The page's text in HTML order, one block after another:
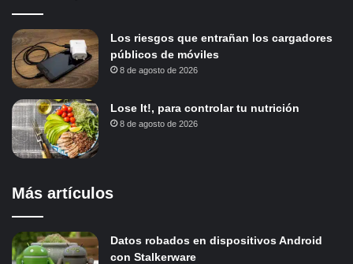
Los riesgos que entrañan los cargadores
públicos de móviles
8 de agosto de 2026
Lose It!, para controlar tu nutrición
8 de agosto de 2026
Más artículos
Datos robados en dispositivos Android
con Stalkerware